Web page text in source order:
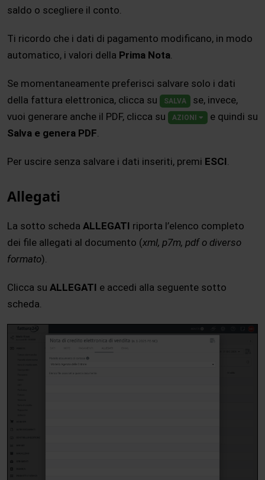
saldo o scegliere il conto.
Ti ricordo che i dati di pagamento modificano, in modo
automatico, i valori della Prima Nota
Se momentaneamente preferisci salvare solo i dati
della fattura elettronica, clicca su
SALVA
se, invece,
vuoi generare anche il PDF, clicca su
AZIONI
e quindi su
Salva e genera PDF
Per uscire senza salvare i dati inseriti, premi ESCI
Allegati
La sotto scheda ALLEGATI riporta l’elenco completo
dei file allegati al documento (xml, p7m, pdf o diverso
formato).
Clicca su ALLEGATI e accedi alla seguente sotto
scheda.